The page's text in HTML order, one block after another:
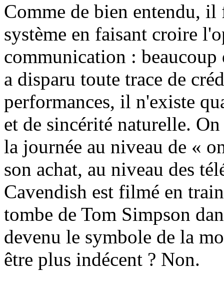
Comme de bien entendu,
système en faisant croire
communication :
a disparu toute trace de
performances, il n'existe
et de sincérité naturelle.
la journée au niveau de «
son achat, au niveau des
Cavendish est filmé en
tombe de Tom Simpson
devenu le symbole de la
être plus indécent ? Non.